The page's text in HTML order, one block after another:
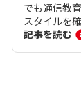
でも通信教
スタイルを
記事を読む